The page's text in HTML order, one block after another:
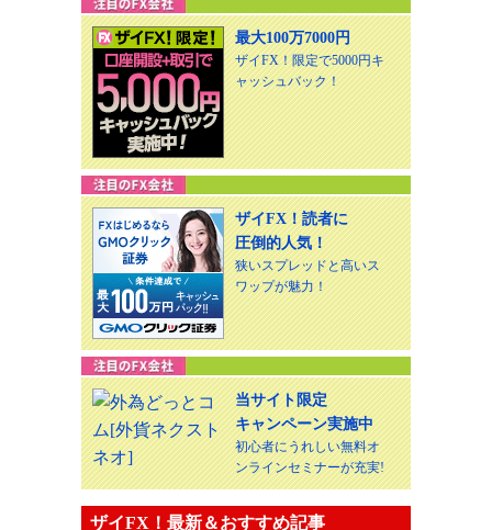
最大100万7000円
ザイFX！限定で5000円キ
ャッシュバック！
ザイFX！読者に
圧倒的人気！
狭いスプレッドと高いス
ワップが魅力！
当サイト限定
キャンペーン実施中
初心者にうれしい無料オ
ンラインセミナーが充実!
ザイFX！最新＆おすすめ記事